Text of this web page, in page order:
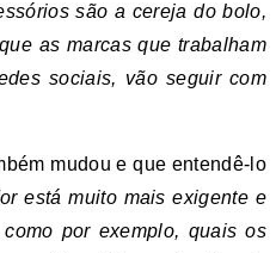
são a cereja do bolo,
as marcas que trabalham
sociais, vão seguir com
mudou e que entendê-lo
está muito mais exigente e
por exemplo, quais os